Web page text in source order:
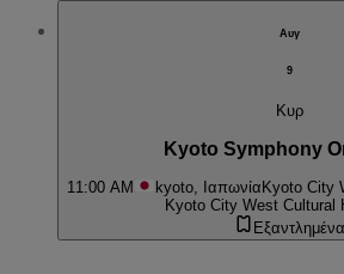
Αυγ
9
Κυρ
Kyoto Symphony
11:00 AM kyoto, Ιαπωνία Kyoto City
Kyoto City West Cultural
Εξαντλημένα